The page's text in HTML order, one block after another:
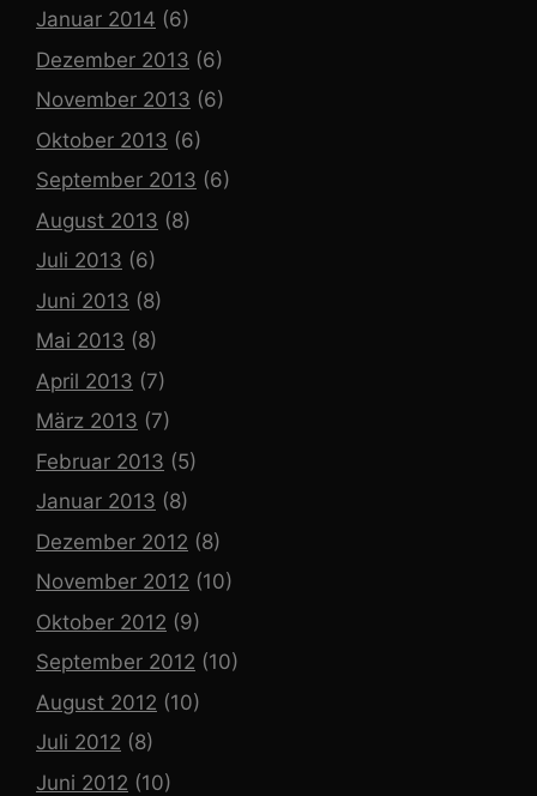
Januar 2014 (6)
Dezember 2013 (6)
November 2013 (6)
Oktober 2013 (6)
September 2013 (6)
August 2013 (8)
Juli 2013 (6)
Juni 2013 (8)
Mai 2013 (8)
April 2013 (7)
März 2013 (7)
Februar 2013 (5)
Januar 2013 (8)
Dezember 2012 (8)
November 2012 (10)
Oktober 2012 (9)
September 2012 (10)
August 2012 (10)
Juli 2012 (8)
Juni 2012 (10)